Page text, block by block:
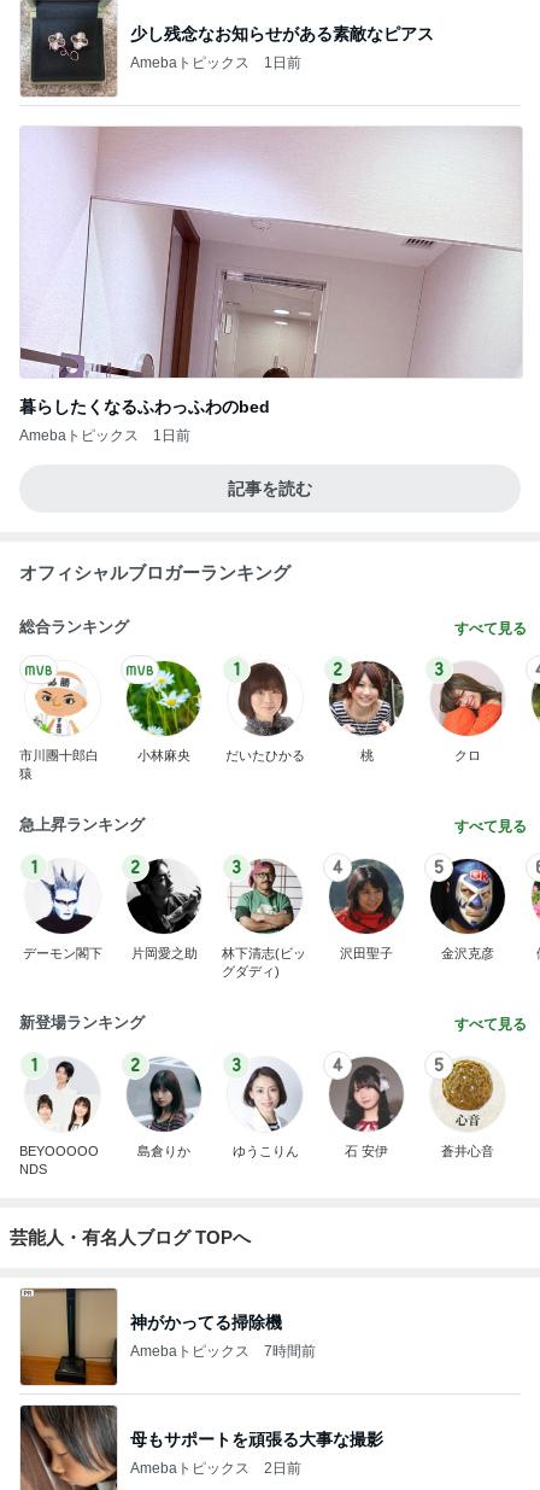
少し残念なお知らせがある素敵なピアス
Amebaトピックス 1日前
暮らしたくなるふわっふわのbed
Amebaトピックス 1日前
記事を読む
オフィシャルブロガーランキング
総合ランキング すべて見る
市川團十郎白
猿
小林麻央
1
だいたひかる
2
桃
3
クロ
急上昇ランキング すべて見る
1
デーモン閣下
2
片岡愛之助
3
林下清志(ビッ
グダディ)
4
沢田聖子
5
金沢克彦
新登場ランキング すべて見る
1
BEYOOOOO
NDS
2
島倉りか
3
ゆうこりん
4
石 安伊
5
蒼井心音
芸能人・有名人ブログ TOPへ
神がかってる掃除機
Amebaトピックス 7時間前
母もサポートを頑張る大事な撮影
Amebaトピックス 2日前